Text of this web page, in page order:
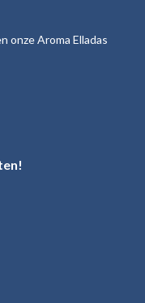
onze Aroma Elladas